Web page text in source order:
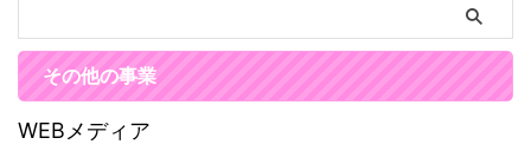
その他の事業
WEBメディア